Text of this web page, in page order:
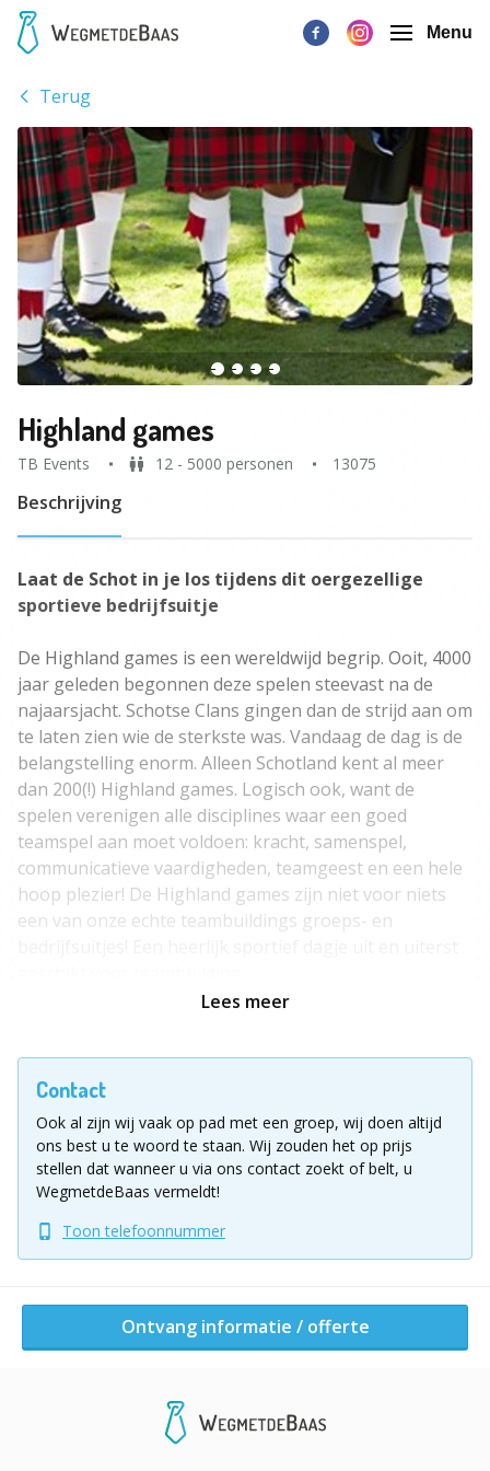
Menu
Terug
Highland games
TB Events 12 - 5000 personen 13075
Beschrijving
Laat de Schot in je los tijdens dit oergezellige
sportieve bedrijfsuitje
De Highland games is een wereldwijd begrip. Ooit, 4000
jaar geleden begonnen deze spelen steevast na de
najaarsjacht. Schotse Clans gingen dan de strijd aan om
te laten zien wie de sterkste was. Vandaag de dag is de
belangstelling enorm. Alleen Schotland kent al meer
dan 200(!) Highland games. Logisch ook, want de
spelen verenigen alle disciplines waar een goed
teamspel aan moet voldoen: kracht, samenspel,
communicatieve vaardigheden, teamgeest en een hele
hoop plezier! De Highland games zijn niet voor niets
een van onze echte teambuildings groeps- en
games?
Voor we de oermens in je loslaten, krijgen jij en je team
een uitgebreide speluitleg en weet je wat jullie te
wachten staat. Dan vormen we teams en barst de strijd
los!
Het toernooi bestaat uit verschillende krachtmetingen:
jutezak werpen, voorhamerslingeren, touwtrekken,
boomstam werpen, kogelstoten, zagen, een
heel veel gelach) van je medestrijders leggen jullie de
beproevingen af. Aan het eind van het toernooi
Voor meer informatie of een vrijblijvende offerte kunt
Lees meer
Contact
Ook al zijn wij vaak op pad met een groep, wij doen altijd
ons best u te woord te staan. Wij zouden het op prijs
stellen dat wanneer u via ons contact zoekt of belt, u
WegmetdeBaas vermeldt!
Toon telefoonnummer
Ontvang informatie / offerte